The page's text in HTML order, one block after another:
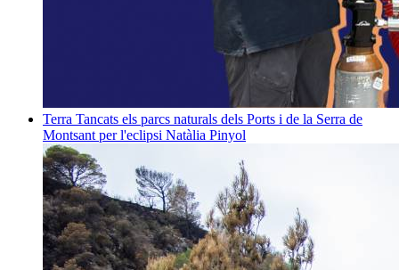
Terra Tancats els parcs naturals dels Ports i de la Serra de
Montsant per l'eclipsi Natàlia Pinyol